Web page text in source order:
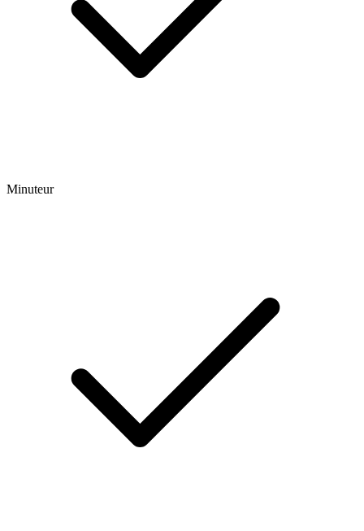
Minuteur